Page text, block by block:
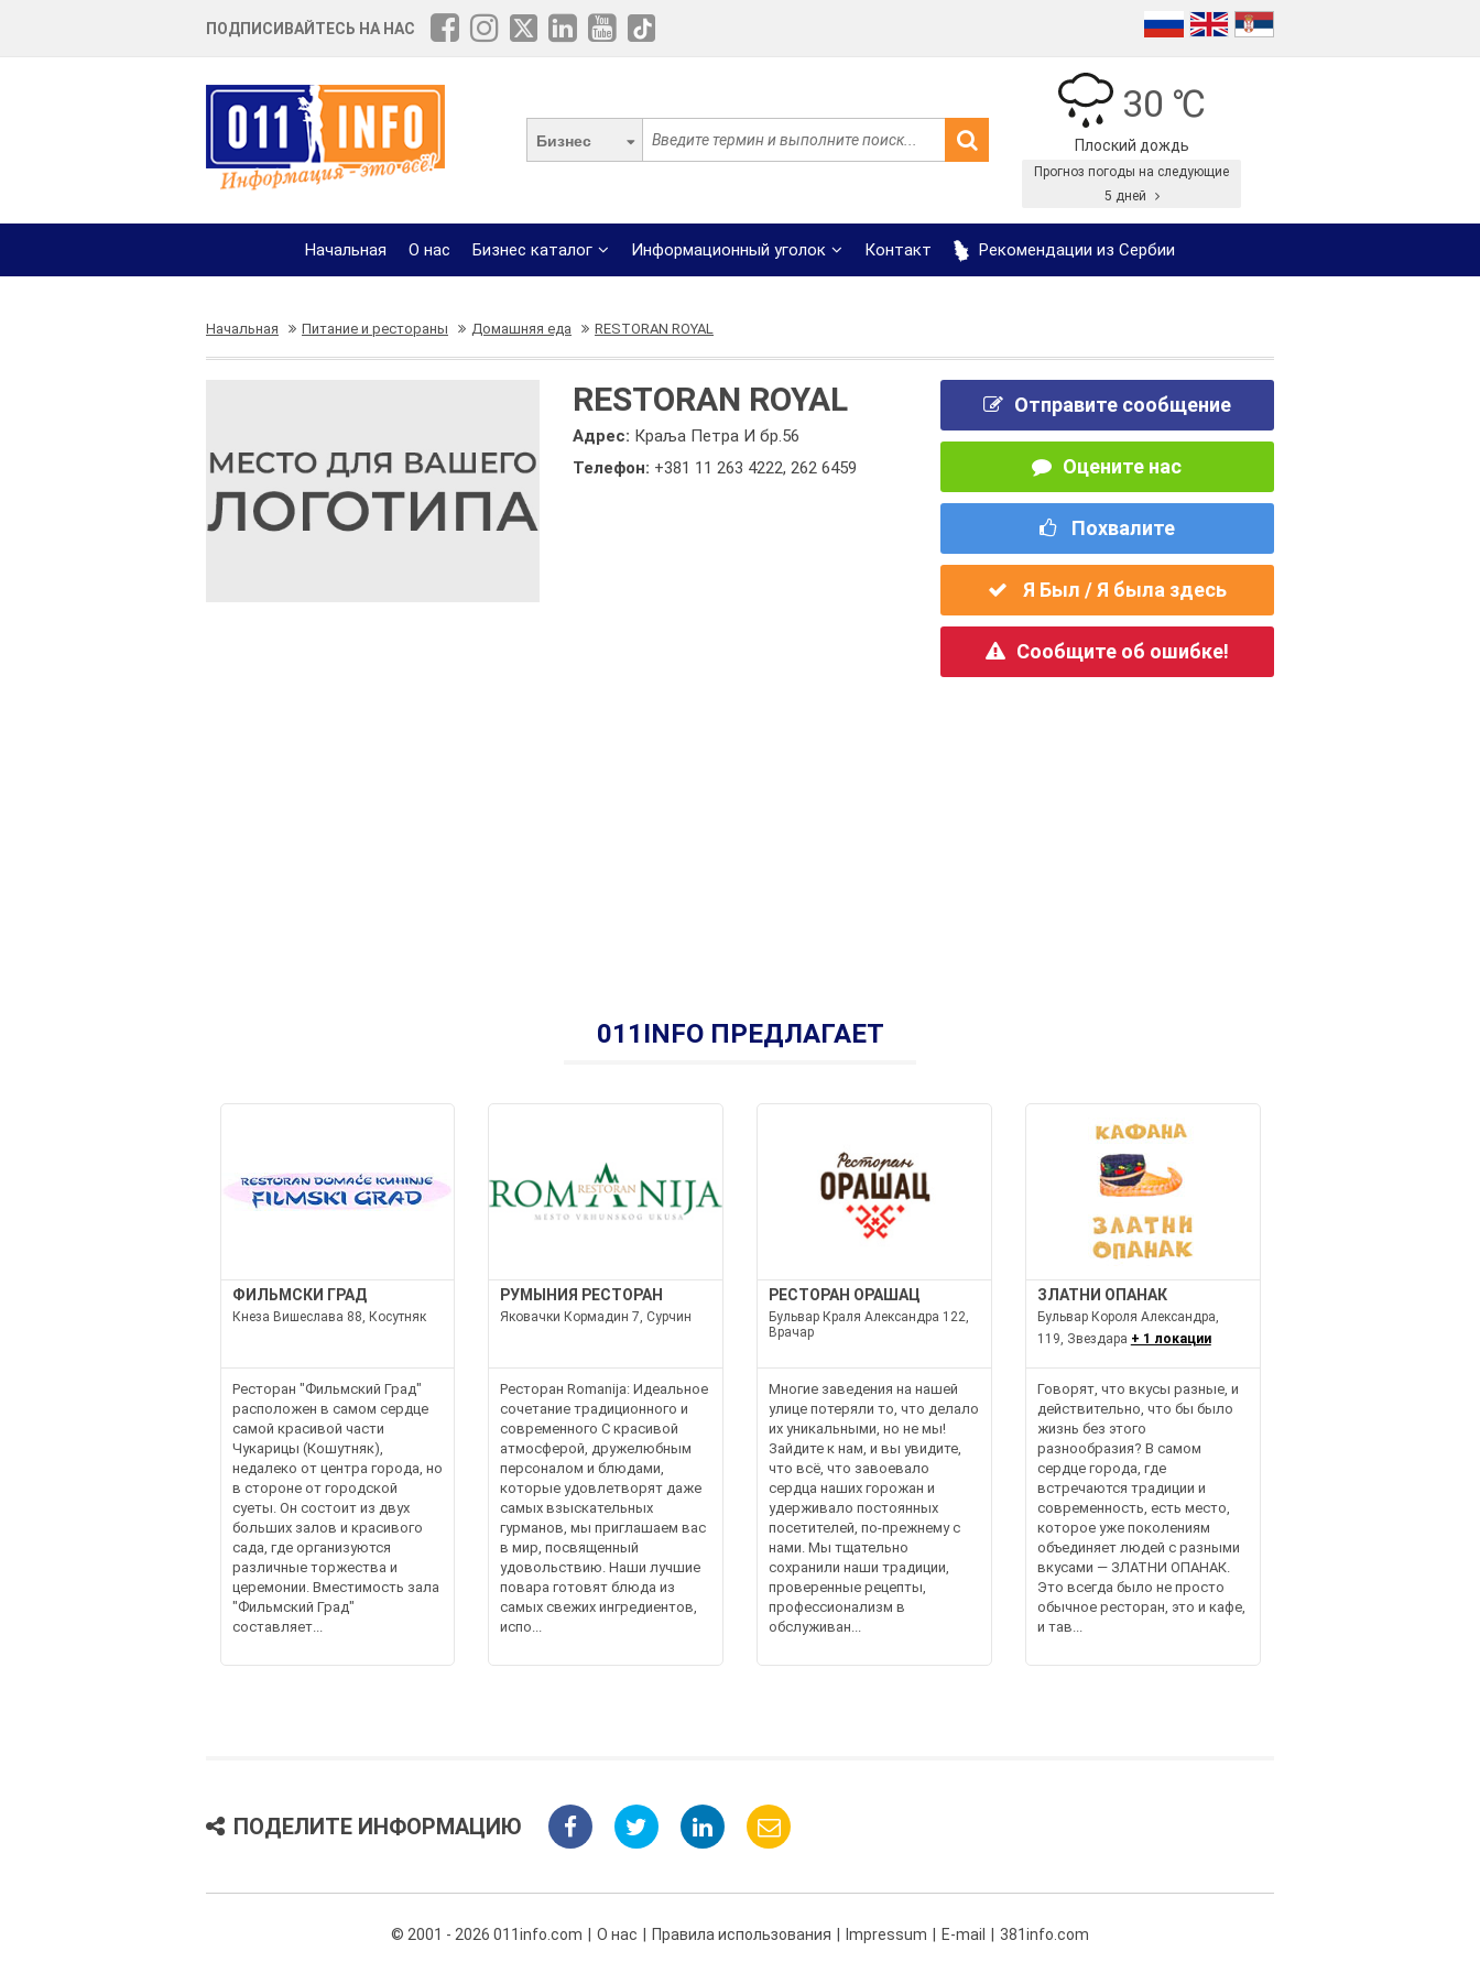
ПОДПИСИВАЙТЕСЬ НА НАС
Бизнес
30 ℃
Плоский дождь
Прогноз погоды на следующие
5 дней
Начальная О нас Бизнес каталог Информационный уголок Контакт Рекомендации из Сербии
Начальная Питание и рестораны Домашняя еда RESTORAN ROYAL
RESTORAN ROYAL
Адрес: Краља Петра И бр.56
Телефон: +381 11 263 4222,262 6459
Отправите сообщение
Оцените нас
Похвалите
Я Был / Я была здесь
Сообщите об ошибке!
011INFO ПРЕДЛАГАЕТ
ФИЛЬМСКИ ГРАД
Кнеза Вишеслава 88, Косутняк
Ресторан "Фильмский Град"
расположен в самом сердце
самой красивой части
Чукарицы (Кошутняк),
недалеко от центра города, но
в стороне от городской
суеты. Он состоит из двух
больших залов и красивого
сада, где организуются
различные торжества и
церемонии. Вместимость зала
"Фильмский Град"
составляет...
РУМЫНИЯ РЕСТОРАН
Яковачки Кормадин 7, Сурчин
Ресторан Romanija: Идеальное
сочетание традиционного и
современного С красивой
атмосферой, дружелюбным
персоналом и блюдами,
которые удовлетворят даже
самых взыскательных
гурманов, мы приглашаем вас
в мир, посвященный
удовольствию. Наши лучшие
повара готовят блюда из
самых свежих ингредиентов,
испо...
РЕСТОРАН ОРАШАЦ
Бульвар Краля Александра 122,
Врачар
Многие заведения на нашей
улице потеряли то, что делало
их уникальными, но не мы!
Зайдите к нам, и вы увидите,
что всё, что завоевало
сердца наших горожан и
удерживало постоянных
посетителей, по-прежнему с
нами. Мы тщательно
сохранили наши традиции,
проверенные рецепты,
профессионализм в
обслуживан...
ЗЛАТНИ ОПАНАК
Бульвар Короля Александра,
119, Звездара + 1 локации
Говорят, что вкусы разные, и
действительно, что бы было
жизнь без этого
разнообразия? В самом
сердце города, где
встречаются традиции и
современность, есть место,
которое уже поколениям
объединяет людей с разными
вкусами — ЗЛАТНИ ОПАНАК.
Это всегда было не просто
обычное ресторан, это и кафе,
и тав...
ПОДЕЛИТЕ ИНФОРМАЦИЮ
© 2001 - 2026 011info.com О нас Правила использования Impressum E-mail 381info.com